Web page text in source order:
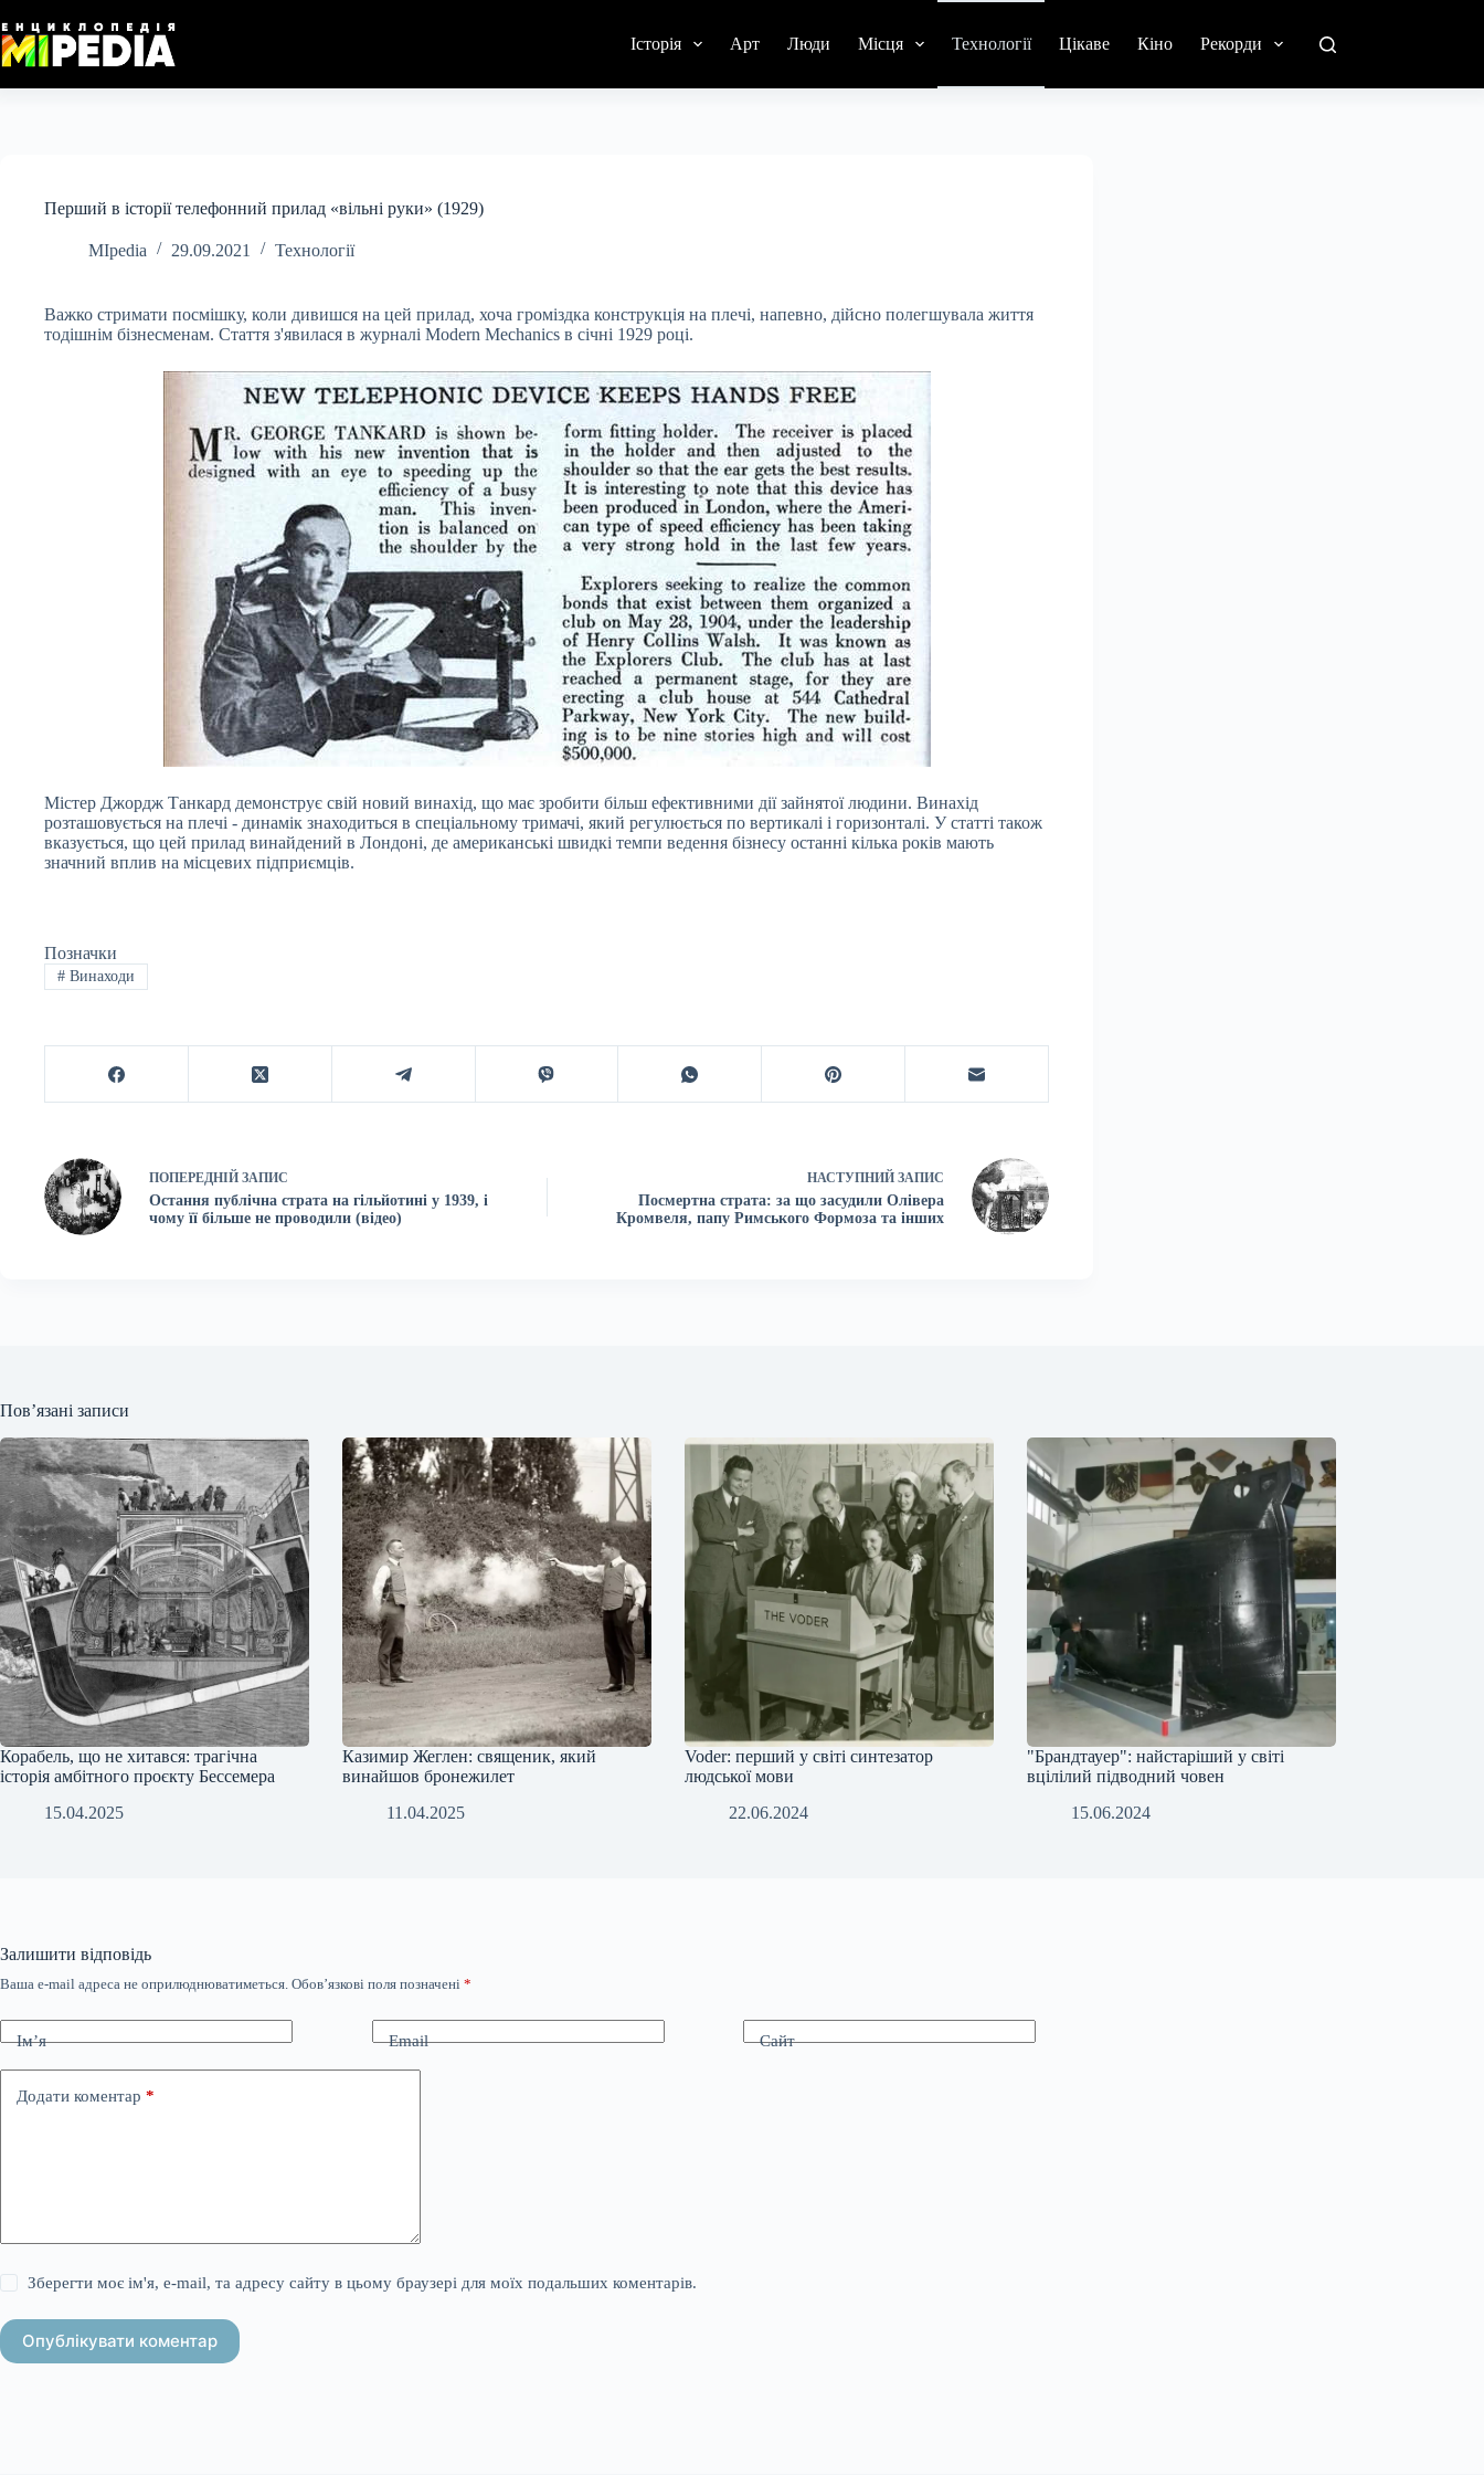
до
вмісту
Історія Арт Люди Місця Технології Цікаве Кіно Рекорди
Перший в історії телефонний прилад «вільні руки» (1929)
MIpedia 29.09.2021 Технології
Важко стримати посмішку, коли дивишся на цей прилад, хоча громіздка конструкція на плечі, напевно, дійсно полегшувала життя
тодішнім бізнесменам. Стаття з'явилася в журналі Modern Mechanics в січні 1929 році.
Містер Джордж Танкард демонструє свій новий винахід, що має зробити більш ефективними дії зайнятої людини. Винахід
розташовується на плечі - динамік знаходиться в спеціальному тримачі, який регулюється по вертикалі і горизонталі. У статті також
вказується, що цей прилад винайдений в Лондоні, де американські швидкі темпи ведення бізнесу останні кілька років мають
значний вплив на місцевих підприємців.
Позначки
#Винаходи
ПОПЕРЕДНІЙ ЗАПИС
Остання публічна страта на гільйотині у 1939, і
чому її більше не проводили (відео)
НАСТУПНИЙ ЗАПИС
Посмертна страта: за що засудили Олівера
Кромвеля, папу Римського Формоза та інших
Пов’язані записи
Корабель, що не хитався: трагічна
історія амбітного проєкту Бессемера
15.04.2025
Казимир Жеглен: священик, який
винайшов бронежилет
11.04.2025
Voder: перший у світі синтезатор
людської мови
22.06.2024
"Брандтауер": найстаріший у світі
вцілілий підводний човен
15.06.2024
Залишити відповідь
Ваша e-mail адреса не оприлюднюватиметься. Обов’язкові поля позначені *
Ім’я Email Сайт
Додати коментар *
Зберегти моє ім'я, e-mail, та адресу сайту в цьому браузері для моїх подальших коментарів.
Опублікувати коментар